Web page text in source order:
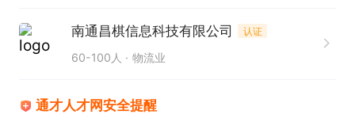
南通昌棋信息科技有限公司 认证
60-100人 物流业
通才人才网安全提醒